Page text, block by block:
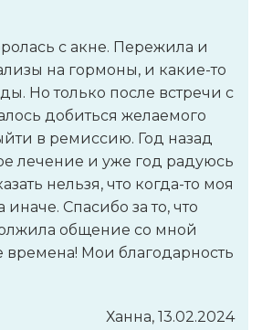
с акне. Пережила и
на гормоны, и какие-то
Но только после встречи с
добиться желаемого
в ремиссию. Год назад
лечение и уже год радуюсь
нельзя, что когда-то моя
Спасибо за то, что
общение со мной
Мои благодарность
Ханна, 13.02.2024